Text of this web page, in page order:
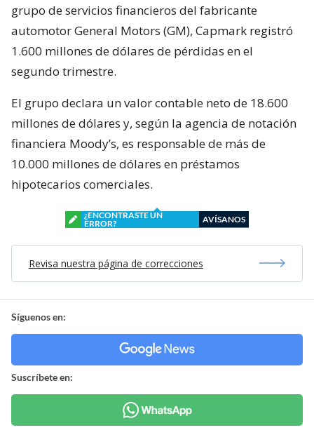
grupo de servicios financieros del fabricante
automotor General Motors (GM), Capmark registró
1.600 millones de dólares de pérdidas en el
segundo trimestre.
El grupo declara un valor contable neto de 18.600
millones de dólares y, según la agencia de notación
financiera Moody’s, es responsable de más de
10.000 millones de dólares en préstamos
hipotecarios comerciales.
¿ENCONTRASTE UN
ERROR?
AVÍSANOS
Revisa nuestra página de correcciones
Síguenos en:
Suscríbete en: